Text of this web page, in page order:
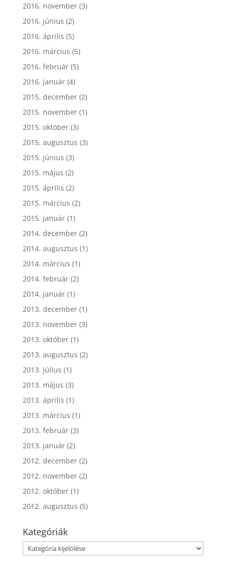
2016. november(3)
2016. június (2)
2016. április (5)
2016. március (5)
2016. február(5)
2016. január(4)
2015. december(2)
2015. november(1)
2015. október(3)
2015. augusztus (3)
2015. június (3)
2015. május (2)
2015. április (2)
2015. március (2)
2015. január(1)
2014. december(2)
2014. augusztus (1)
2014. március (1)
2014. február(2)
2014. január(1)
2013. december(1)
2013. november(3)
2013. október(1)
2013. augusztus (2)
2013. július (1)
2013. május (3)
2013. április (1)
2013. március (1)
2013. február(3)
2013. január(2)
2012. december(2)
2012. november(2)
2012. október(1)
2012. augusztus (5)
Kategóriák
Kategóriák